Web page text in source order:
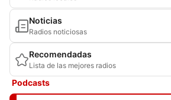
Noticias
Radios noticiosas
Recomendadas
Lista de las mejores radios
Podcasts